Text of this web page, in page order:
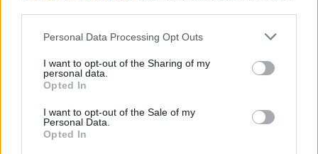
Personal Data Processing Opt Outs
I want to opt-out of the Sharing of my
personal data.
Opted In
I want to opt-out of the Sale of my
Personal Data.
Opted In
Απορρίφθηκαν από τον εισαγγελέα του
Αρείου Πάγου οι αιτήσεις για την ανάσυρση
από το αρχείο της υπόθεσης των
τηλεφωνικών υποκλοπών
Επιχορηγήσεις 15.000 ευρώ από το Υπ.
Πολιτισμού για δύο πολιτιστικά φεστιβάλ